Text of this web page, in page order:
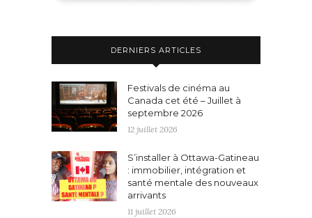
DERNIERS ARTICLES
Festivals de cinéma au
Canada cet été – Juillet à
septembre 2026
12 juillet 2026
S’installer à Ottawa-Gatineau
: immobilier, intégration et
santé mentale des nouveaux
arrivants
11 juillet 2026